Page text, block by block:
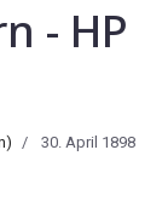
- HP
30. April 1898